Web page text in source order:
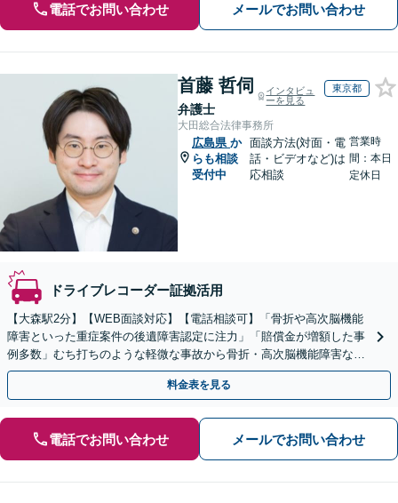
電話でお問い合わせ メールでお問い合わせ
首藤 哲伺
弁護士
インタビュ
ーを見る
東京都
大田総合法律事務所
広島県 か
らも相談
受付中
面談方法(対面・電
話・ビデオなど)は
応相談
営業時
間：本日
定休日
ドライブレコーダー証拠活用
【大森駅2分】【WEB面談対応】【電話相談可】「骨折や高次脳機能
障害といった重症案件の後遺障害認定に注力」「賠償金が増額した事
例多数」むち打ちのような軽微な事故から骨折・高次脳機能障害など
の重症事故まで、事故の規模に関わらず対応いたします
料金表を見る
電話でお問い合わせ メールでお問い合わせ